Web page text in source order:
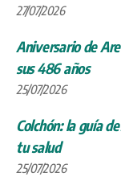
27/07/2026
Aniversario de
sus 486 años
25/07/2026
Colchón: la guía
tu salud
25/07/2026